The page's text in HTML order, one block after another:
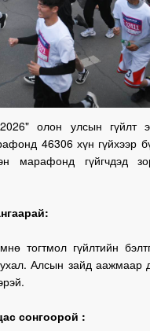
олон улсын гүйлт
46306 хүн гүйхээр
марафонд гүйгчдэд
тогтмол гүйлтийн
Алсын зайд аажмаар
сонгоорой :